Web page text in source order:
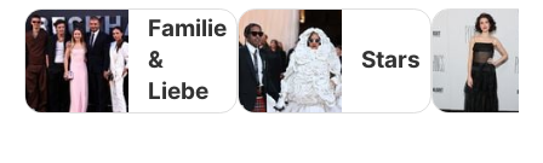
Familie
&
Liebe
Stars